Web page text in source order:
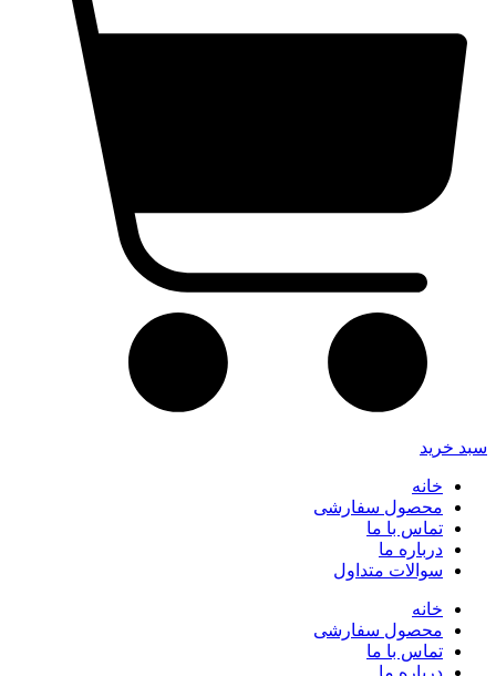
سبد خرید
خانه
محصول سفارشی
تماس با ما
درباره ما
سوالات متداول
خانه
محصول سفارشی
تماس با ما
درباره ما